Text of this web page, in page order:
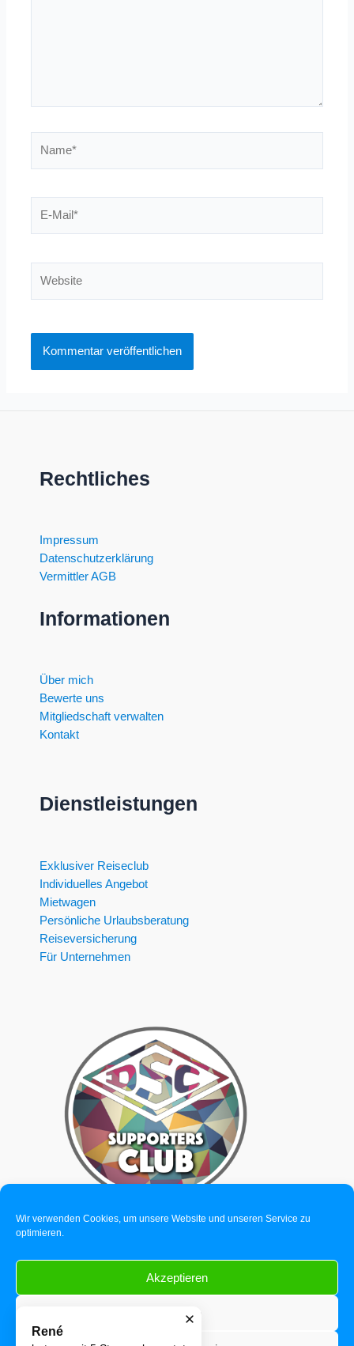
Wir verwenden Cookies, um unsere Website und unseren Service zu
optimieren.
Akzeptieren
Ablehnen
Mail*
Rechtliches
Impressum
Datenschutzerklärung
Vermittler AGB
Informationen
Über mich
Bewerte uns
Mitgliedschaft verwalten
Kontakt
Dienstleistungen
Exklusiver Reiseclub
Individuelles Angebot
Mietwagen
Persönliche Urlaubsberatung
Reiseversicherung
Für Unternehmen
© 2026 reisebuero-deggendorf.de | Dein Reisebüro in Deggendorf.
Detterstraße 11a, 94469 Deggendorf
hat uns mit